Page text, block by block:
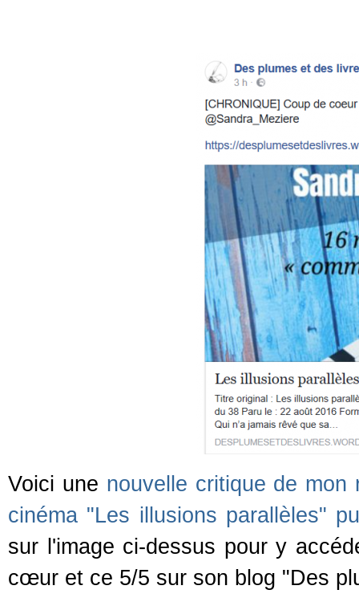
Voici une nouvelle critique de
cinéma "Les illusions parallèles"
sur l'image ci-dessus pour y
cœur et ce 5/5 sur son blog "Des